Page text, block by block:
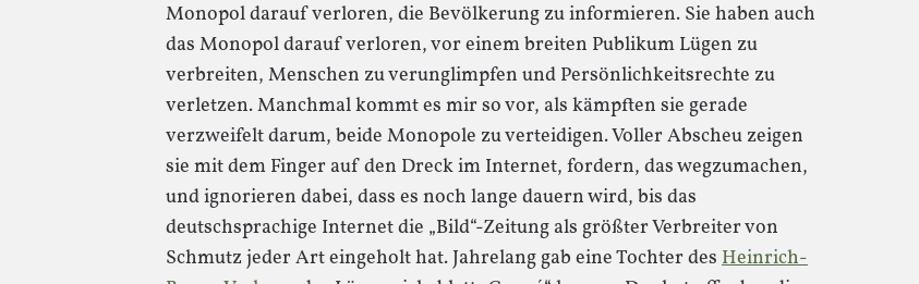
Monopol darauf verloren, die Bevölkerung zu informieren. Sie haben auch
das Monopol darauf verloren, vor einem breiten Publikum Lügen zu
verbreiten, Menschen zu verunglimpfen und Persönlichkeitsrechte zu
verletzen. Manchmal kommt es mir so vor, als kämpften sie gerade
verzweifelt darum, beide Monopole zu verteidigen. Voller Abscheu zeigen
sie mit dem Finger auf den Dreck im Internet, fordern, das wegzumachen,
und ignorieren dabei, dass es noch lange dauern wird, bis das
deutschsprachige Internet die „Bild“-Zeitung als größter Verbreiter von
Schmutz jeder Art eingeholt hat. Jahrelang gab eine Tochter des Heinrich-